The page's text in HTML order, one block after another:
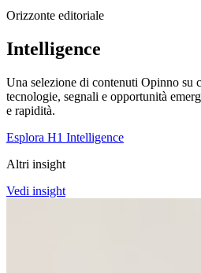
Orizzonte editoriale
Intelligence
Una selezione di contenuti Opinno su
tecnologie, segnali e opportunità
e rapidità.
Esplora H1 Intelligence
Altri insight
Vedi insight